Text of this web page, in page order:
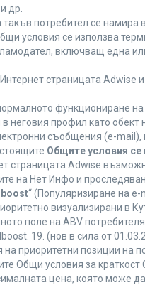
др.
потребител се намира
условия се използва
включващ една
страницата
функциониране
профил като
съобщения (e-
Общите условия
страницата Adwise
на Нет Инфо и
“ (Популяризиране на
визуализирани в
поле на ABV
19. (нов в сила от
приоритетни позиции на
Общи условия за
цена, която може